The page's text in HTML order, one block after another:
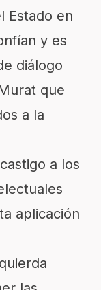
Estado en
y es
diálogo
que
a la
a los
aplicación